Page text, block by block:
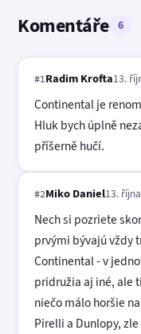
Komentáře 6
#1Radim Krofta13.
Continental je
Hluk bych úplně
příšerně hučí.
#2Miko Daniel13.
Nech si pozriete
prvými bývajú vždy
Continental - v
pridružia aj iné, ale
niečo málo horšie
Pirelli a Dunlopy,